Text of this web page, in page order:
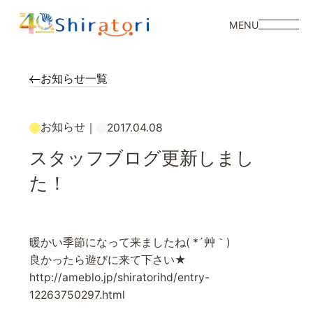
MENU
お知らせ一覧
お知らせ｜ 2017.04.08
スタッフブログ更新しまし
た！
暖かい季節になって来ましたね( *´艸｀)
良かったら遊びに来て下さい★
http://ameblo.jp/shiratorihd/entry-
12263750297.html